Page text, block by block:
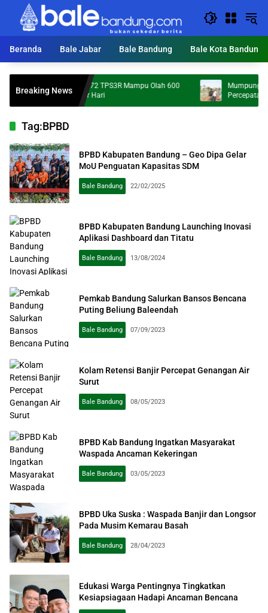
Langsung
konten
Beranda
Bale Jabar Bale Bandung Bale Kota Bandung
Breaking News
KDS Targetkan 172 TPS3R Mampu Olah 600
Ton Sampah per Hari
Mumpung
Percepatan
Tag:BPBD
BPBD Kabupaten Bandung – Geo Dipa Gelar
MoU Penguatan Kapasitas SDM
Bale Bandung 22/02/2025
BPBD Kabupaten Bandung Launching Inovasi
Aplikasi Dashboard dan Titatu
Bale Bandung 13/08/2024
Pemkab Bandung Salurkan Bansos Bencana
Puting Beliung Baleendah
Bale Bandung 07/09/2023
Kolam Retensi Banjir Percepat Genangan Air
Surut
Bale Bandung 08/05/2023
BPBD Kab Bandung Ingatkan Masyarakat
Waspada Ancaman Kekeringan
Bale Bandung 03/05/2023
BPBD Uka Suska : Waspada Banjir dan Longsor
Pada Musim Kemarau Basah
Bale Bandung 28/04/2023
Edukasi Warga Pentingnya Tingkatkan
Kesiapsiagaan Hadapi Ancaman Bencana